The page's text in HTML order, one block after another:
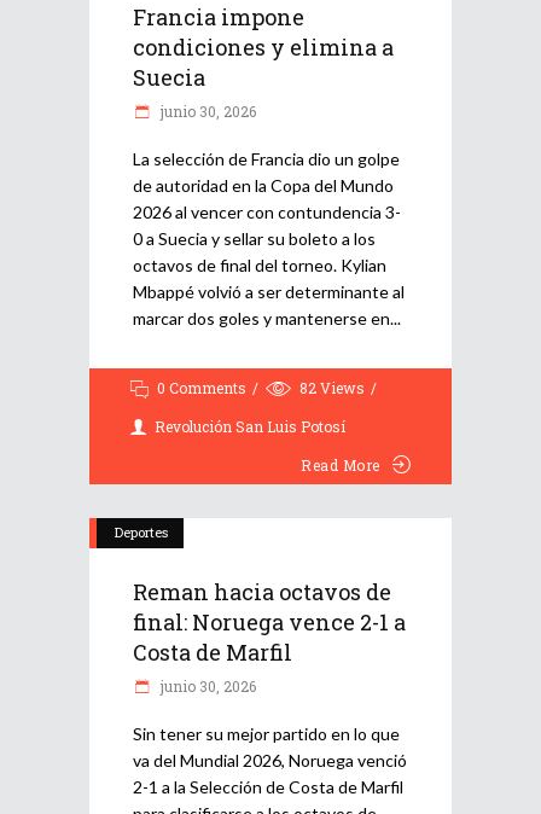
Francia impone
condiciones y elimina a
Suecia
junio 30, 2026
La selección de Francia dio un golpe
de autoridad en la Copa del Mundo
2026 al vencer con contundencia 3-
0 a Suecia y sellar su boleto a los
octavos de final del torneo. Kylian
Mbappé volvió a ser determinante al
marcar dos goles y mantenerse en
0 Comments 82Views
Revolución San Luis Potosí
Read More
Deportes
Reman hacia octavos de
final: Noruega vence 2-1 a
Costa de Marfil
junio 30, 2026
Sin tener su mejor partido en lo que
va del Mundial 2026, Noruega venció
2-1 a la Selección de Costa de Marfil